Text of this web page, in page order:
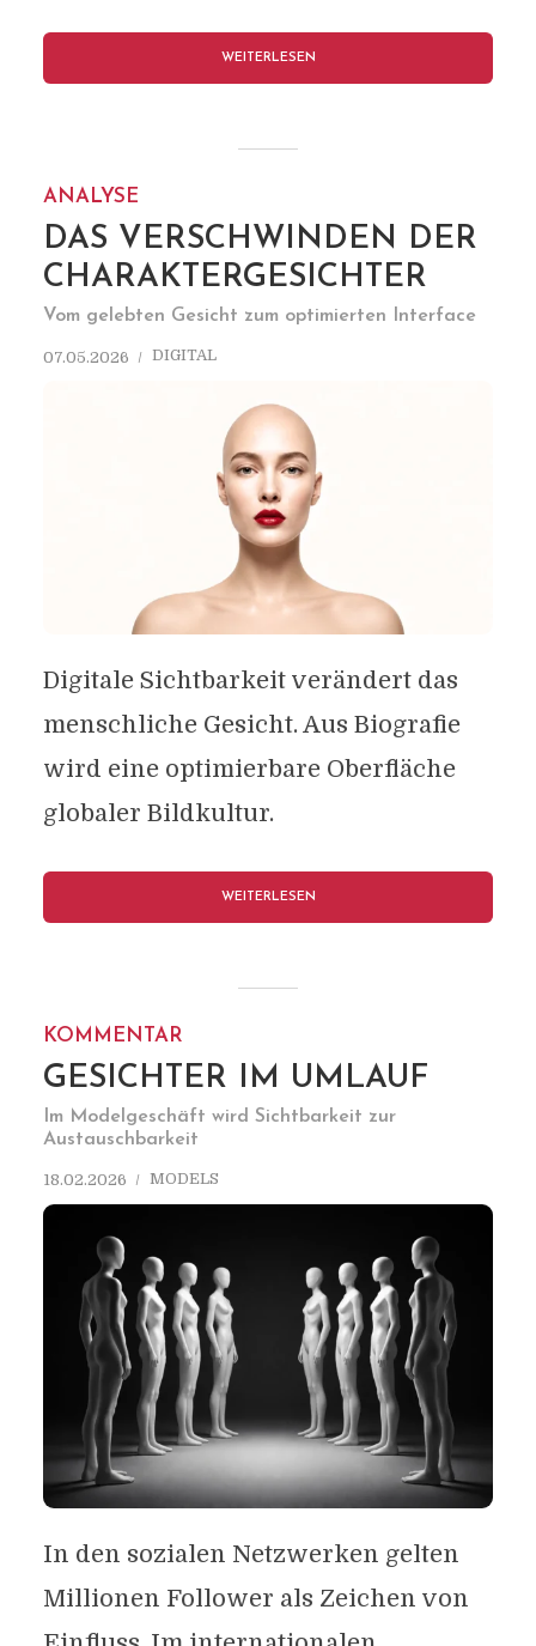
WEITERLESEN
ANALYSE
DAS VERSCHWINDEN DER
CHARAKTERGESICHTER
Vom gelebten Gesicht zum optimierten Interface
07.05.2026 DIGITAL
Digitale Sichtbarkeit verändert das
menschliche Gesicht. Aus Biografie
wird eine optimierbare Oberfläche
globaler Bildkultur.
WEITERLESEN
KOMMENTAR
GESICHTER IM UMLAUF
Im Modelgeschäft wird Sichtbarkeit zur
Austauschbarkeit
18.02.2026 MODELS
In den sozialen Netzwerken gelten
Millionen Follower als Zeichen von